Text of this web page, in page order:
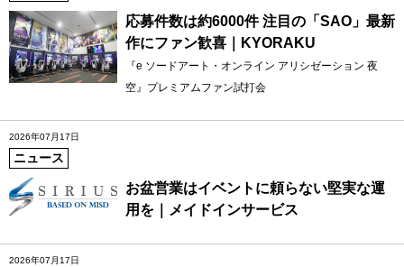
応募件数は約6000件 注目の「SAO」最新
作にファン歓喜｜KYORAKU
『e ソードアート・オンライン アリシゼーション 夜
空』プレミアムファン試打会
2026年07月17日
ニュース
お盆営業はイベントに頼らない堅実な運
用を｜メイドインサービス
2026年07月17日